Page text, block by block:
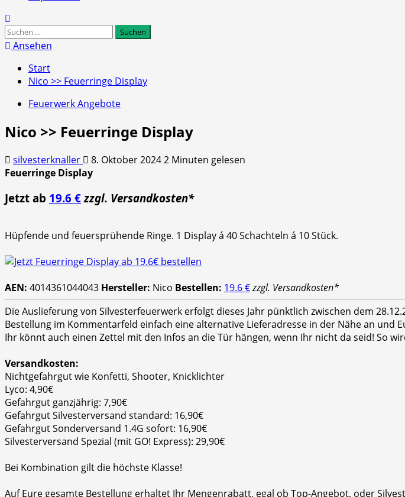
Suchen
nach:
Ansehen
Start
Nico >> Feuerringe Display
Feuerwerk Angebote
Nico >> Feuerringe Display
silvesterknaller 8. Oktober 20242 Minuten gelesen
Feuerringe Display
Jetzt ab 19.6 € zzgl. Versandkosten*
Hüpfende und feuersprühende Ringe. 1 Display á 40 Schachteln á 10 Stück.
AEN: 4014361044043 Hersteller: Nico Bestellen: 19.6 €zzgl. Versandkosten*
Die Auslieferung von Silvesterfeuerwerk erfolgt dieses Jahr pünktlich zwischen dem
Bestellung im Kommentarfeld einfach eine alternative Lieferadresse in der Nähe an
Ihr könnt auch einen Zettel mit den Infos an die Tür hängen, wenn Ihr nicht da seid! So
Versandkosten:
Nichtgefahrgut wie Konfetti, Shooter, Knicklichter
Lyco: 4,90€
Gefahrgut ganzjährig: 7,90€
Gefahrgut Silvesterversand standard: 16,90€
Gefahrgut Sonderversand 1.4G sofort: 16,90€
Silvesterversand Spezial (mit GO! Express): 29,90€
Bei Kombination gilt die höchste Klasse!
Auf Eure gesamte Bestellung erhaltet Ihr Mengenrabatt, egal ob Top-Angebot, oder